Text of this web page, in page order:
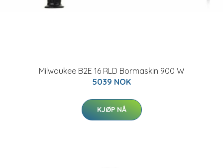
Milwaukee B2E 16 RLD Bormaskin 900 W
5039 NOK
KJØP NÅ